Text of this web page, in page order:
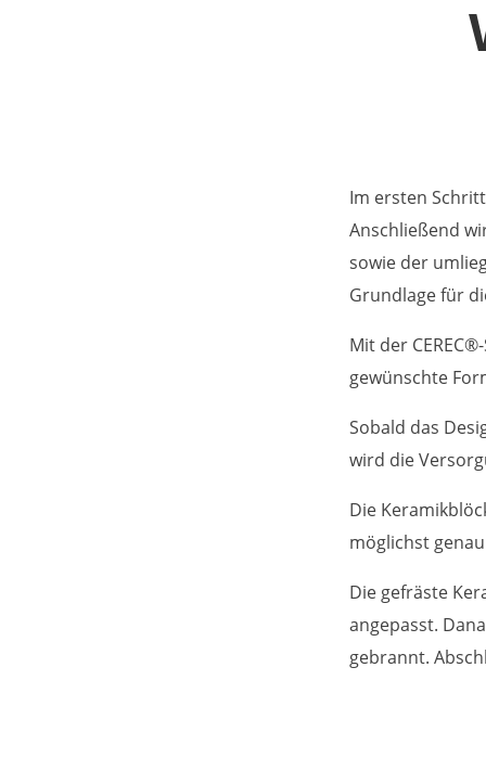
Im ersten
Anschließend
sowie der
Grundlage für
Mit der
gewünschte
Sobald das
wird die
Die
möglichst
Die gefräste
angepasst.
gebrannt.